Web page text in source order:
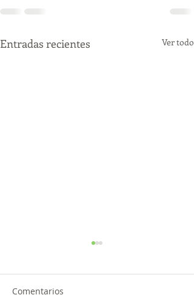
Entradas recientes Ver todo
Comentarios